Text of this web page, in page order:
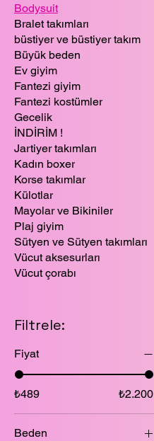
Bodysuit
Bralet takımları
büstiyer ve büstiyer takım
Büyük beden
Ev giyim
Fantezi giyim
Fantezi kostümler
Gecelik
İNDİRİM !
Jartiyer takımları
Kadın boxer
Korse takımlar
Külotlar
Mayolar ve Bikiniler
Plaj giyim
Sütyen ve Sütyen takımları
Vücut aksesurları
Vücut çorabı
Filtrele:
Fiyat
₺489 ₺2.200
Beden